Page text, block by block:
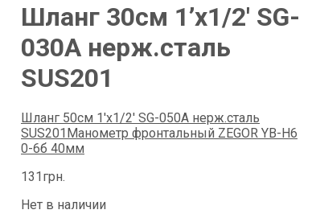
Шланг 30см 1’х1/2′ SG-
030A нерж.сталь
SUS201
Шланг 50см 1'х1/2' SG-050A нерж.сталь
SUS201 Манометр фронтальный ZEGOR YB-H6
0-6б 40мм
131 грн.
Нет в наличии